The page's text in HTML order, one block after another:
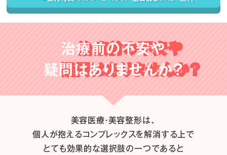
治療前の不安や
疑問はありませんか？
美容医療・美容整形は、
個人が抱えるコンプレックスを解消する上で
とても効果的な選択肢の一つであると